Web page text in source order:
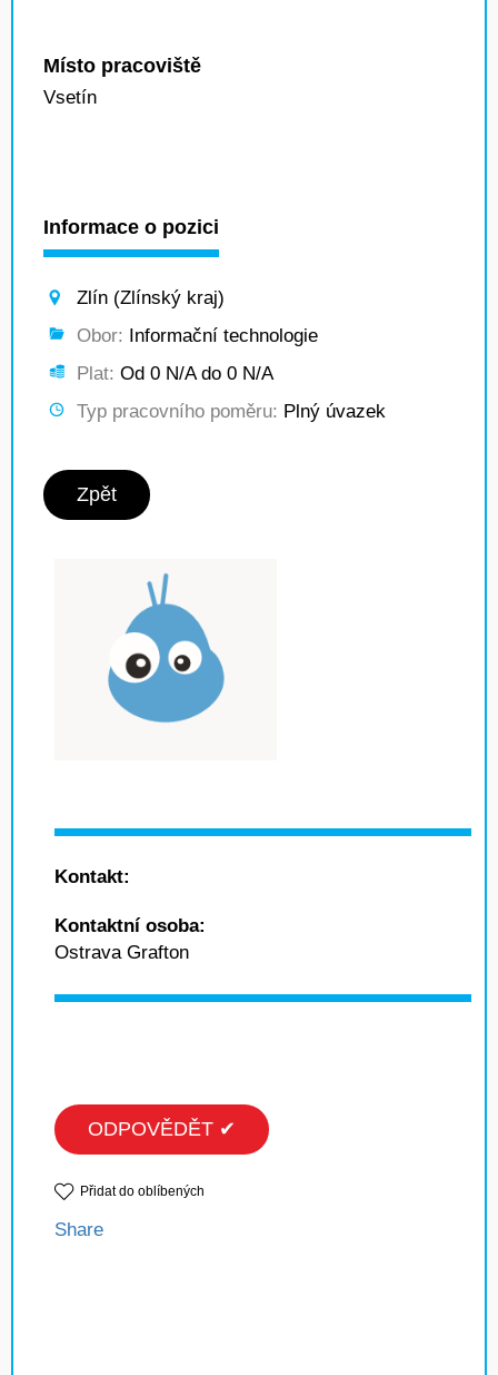
Místo pracoviště
Vsetín
Informace o pozici
Zlín (Zlínský kraj)
Obor: Informační technologie
Plat: Od 0 N/A do 0 N/A
Typ pracovního poměru: Plný úvazek
Zpět
Kontakt:
Kontaktní osoba:
Ostrava Grafton
ODPOVĚDĚT ✔
Přidat do oblíbených
Share